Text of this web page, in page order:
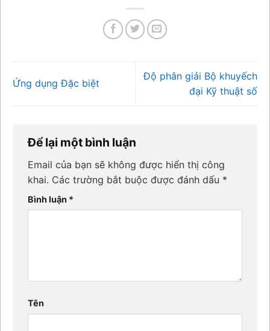
Ứng dụng Đặc biệt
Độ phân giải Bộ khuyếch
đại Kỹ thuật số
Để lại một bình luận
Email của bạn sẽ không được hiển thị công
khai. Các trường bắt buộc được đánh dấu *
Bình luận *
Tên